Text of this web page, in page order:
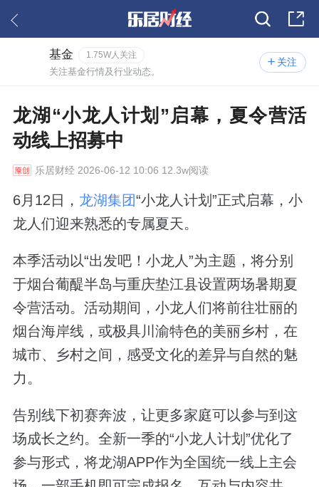
关注
基金 1.75W人关注
关注基金行情及行业动态。
龙湖“小龙人计划”启幕，夏令营活
动线上招募中
乐居财经2026-06-12 10:06 12.3w阅读
6月12日， 龙湖集团“小龙人计划”正式启幕，小
龙人们迎来熟悉的专属夏天。
本季活动以“出发吧！小龙人”为主题，将分别
于烟台葡醍半岛与重庆垫江县设置两场暑期夏
令营活动。活动期间，小龙人们将前往壮丽的
烟台海岸线，或极具川渝特色的美丽乡村，在
城市、乡村之间，感受文化的差异与自然的魅
力。
告别线下初赛奔波，让更多家庭可以参与到这
场成长之约。全新一季的“小龙人计划”优化了
参与形式，将龙湖APP作为全国统一线上主会